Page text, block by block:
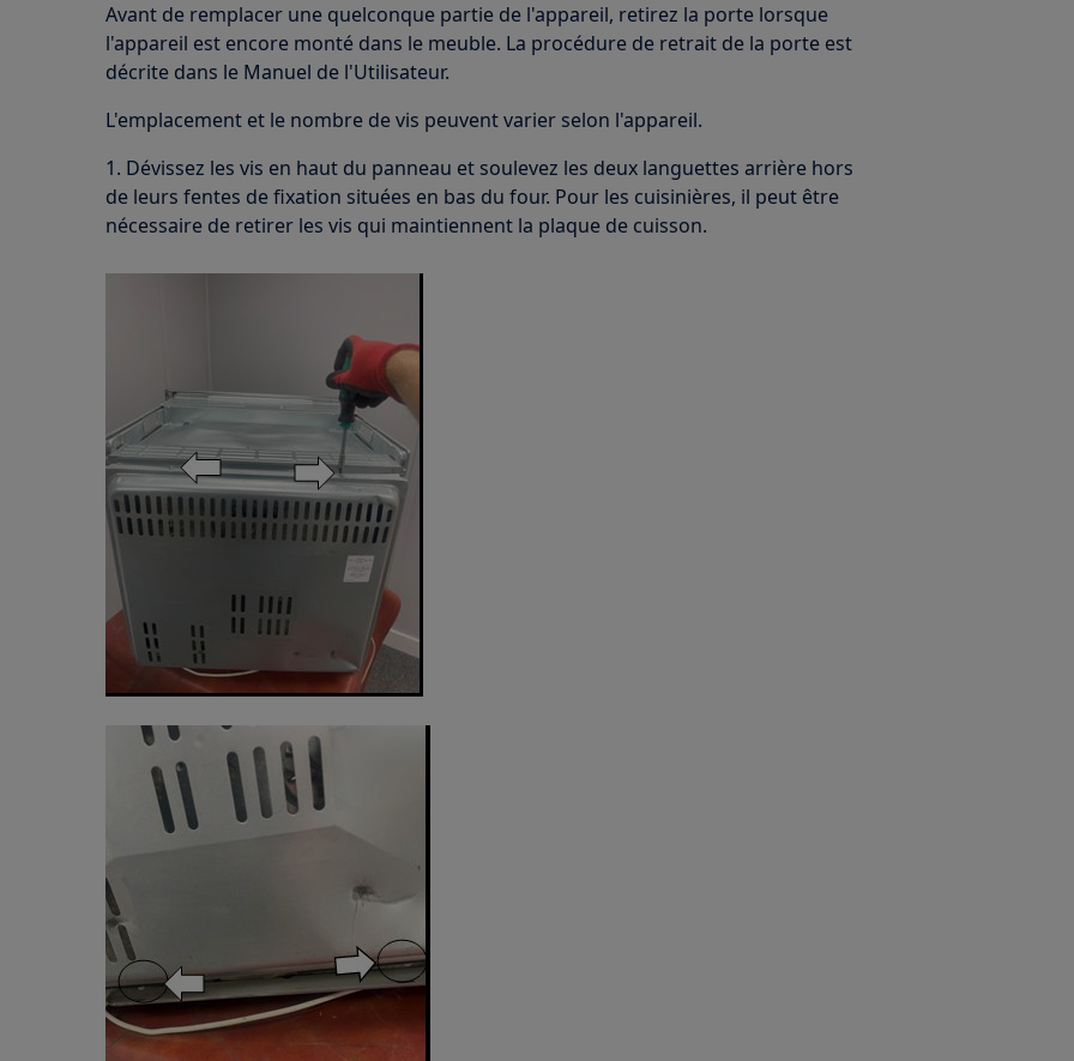
Avant de remplacer une quelconque partie de l'appareil, retirez la porte lorsque
l'appareil est encore monté dans le meuble. La procédure de retrait de la porte est
décrite dans le Manuel de l'Utilisateur.
L'emplacement et le nombre de vis peuvent varier selon l'appareil.
1. Dévissez les vis en haut du panneau et soulevez les deux languettes arrière hors
de leurs fentes de fixation situées en bas du four. Pour les cuisinières, il peut être
nécessaire de retirer les vis qui maintiennent la plaque de cuisson.